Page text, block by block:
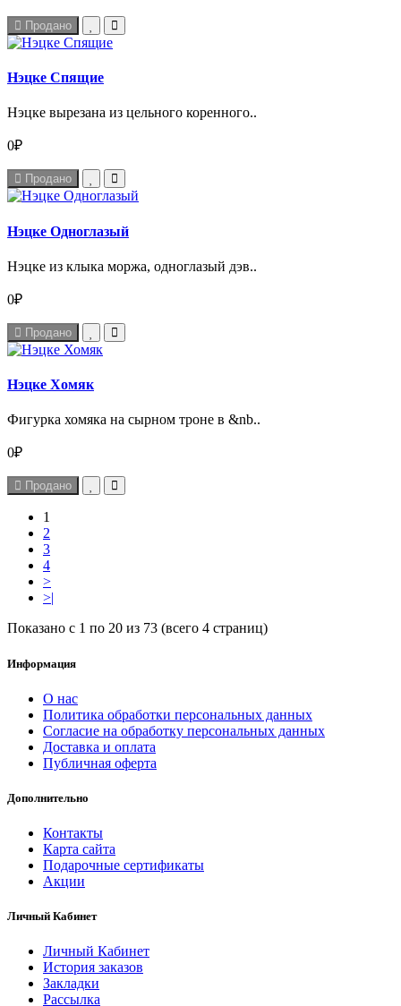
Продано
Нэцке Спящие
Нэцке вырезана из цельного коренного..
0₽
Продано
Нэцке Одноглазый
Нэцке из клыка моржа, одноглазый дэв..
0₽
Продано
Нэцке Хомяк
Фигурка хомяка на сырном троне в &nb..
0₽
Продано
1
2
3
4
>
>|
Показано с 1 по 20 из 73 (всего 4 страниц)
Информация
О нас
Политика обработки персональных данных
Согласие на обработку персональных данных
Доставка и оплата
Публичная оферта
Дополнительно
Контакты
Карта сайта
Подарочные сертификаты
Акции
Личный Кабинет
Личный Кабинет
История заказов
Закладки
Рассылка